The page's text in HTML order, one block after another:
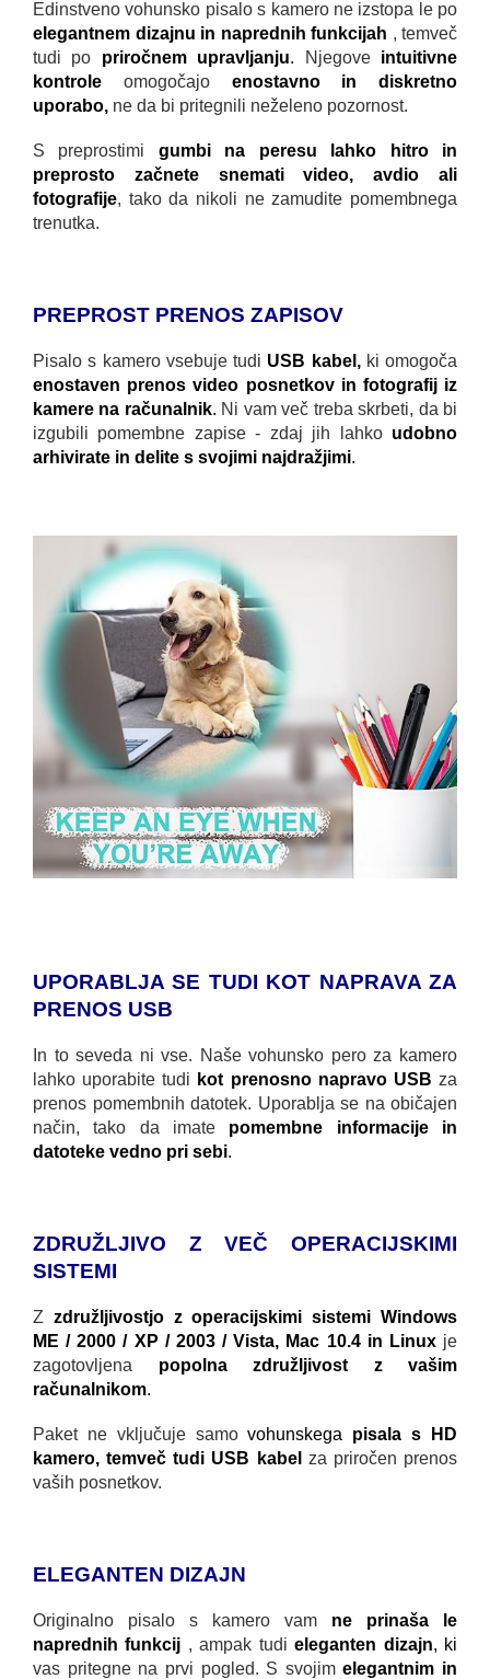
Edinstveno vohunsko pisalo s kamero ne izstopa le po
elegantnem dizajnu in naprednih funkcijah , temveč
tudi po priročnem upravljanju. Njegove intuitivne
kontrole omogočajo enostavno in diskretno
uporabo, ne da bi pritegnili neželeno pozornost.
S preprostimi gumbi na peresu lahko hitro in
preprosto začnete snemati video, avdio ali
fotografije, tako da nikoli ne zamudite pomembnega
trenutka.
PREPROST PRENOS ZAPISOV
Pisalo s kamero vsebuje tudi USB kabel,ki omogoča
enostaven prenos video posnetkov in fotografij iz
kamere na računalnik. Ni vam več treba skrbeti, da bi
izgubili pomembne zapise - zdaj jih lahko udobno
arhivirate in delite s svojimi najdražjimi.
UPORABLJA SE TUDI KOT NAPRAVA ZA
PRENOS USB
In to seveda ni vse. Naše vohunsko pero za kamero
lahko uporabite tudi kot prenosno napravo USB za
prenos pomembnih datotek. Uporablja se na običajen
način, tako da imate pomembne informacije in
datoteke vedno pri sebi.
ZDRUŽLJIVO Z VEČ OPERACIJSKIMI
SISTEMI
Z združljivostjo z operacijskimi sistemi Windows
ME / 2000 / XP / 2003 / Vista, Mac 10.4 in Linux je
zagotovljena popolna združljivost z vašim
računalnikom.
Paket ne vključuje samovohunskega pisala s HD
kamero, temveč tudi USB kabel za priročen prenos
vaših posnetkov.
ELEGANTEN DIZAJN
Originalno pisalo s kamero vam ne prinaša le
naprednih funkcij , ampak tudieleganten dizajn, ki
vas pritegne na prvi pogled. S svojimelegantnim in